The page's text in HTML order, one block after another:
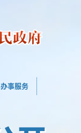
办事服务